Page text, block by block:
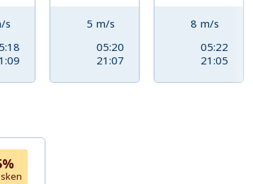
s
5 m/s
05:20
21:07
8 m/s
05:22
21:05